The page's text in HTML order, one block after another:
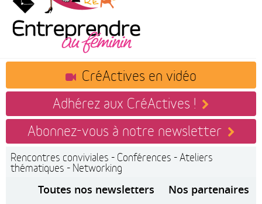
CréActives en vidéo
Adhérez aux CréActives !
Abonnez-vous à notre newsletter
Rencontres conviviales - Conférences - Ateliers
thématiques - Networking
Toutes nos newsletters
Nos partenaires